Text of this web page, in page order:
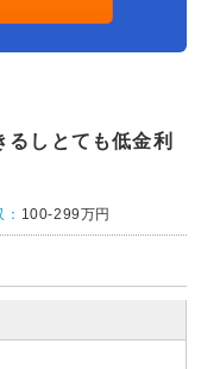
るしとても低金利
100-299万円